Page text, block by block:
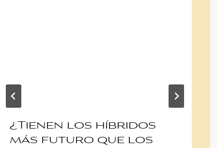
¿Tienen los híbridos
más futuro que los